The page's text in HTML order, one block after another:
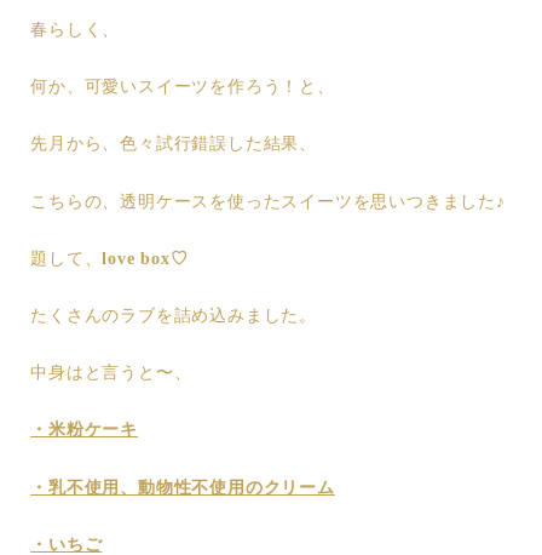
春らしく、
何か、可愛いスイーツを作ろう！と、
先月から、色々試行錯誤した結果、
こちらの、透明ケースを使ったスイーツを思いつきました♪
題して、love box♡
たくさんのラブを詰め込みました。
中身はと言うと〜、
・米粉ケーキ
・乳不使用、動物性不使用のクリーム
・いちご